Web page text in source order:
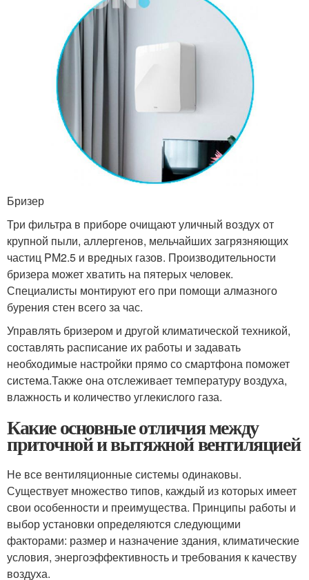
Бризер
Три фильтра в приборе очищают уличный воздух от
крупной пыли, аллергенов, мельчайших загрязняющих
частиц PM2.5 и вредных газов. Производительности
бризера может хватить на пятерых человек.
Специалисты монтируют его при помощи алмазного
бурения стен всего за час.
Управлять бризером и другой климатической техникой,
составлять расписание их работы и задавать
необходимые настройки прямо со смартфона поможет
система.Также она отслеживает температуру воздуха,
влажность и количество углекислого газа.
Какие основные отличия между
приточной и вытяжной вентиляцией
Не все вентиляционные системы одинаковы.
Существует множество типов, каждый из которых имеет
свои особенности и преимущества. Принципы работы и
выбор установки определяются следующими
факторами: размер и назначение здания, климатические
условия, энергоэффективность и требования к качеству
воздуха.